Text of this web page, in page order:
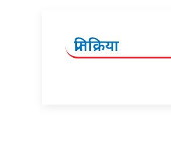
प्रतिक्रिया